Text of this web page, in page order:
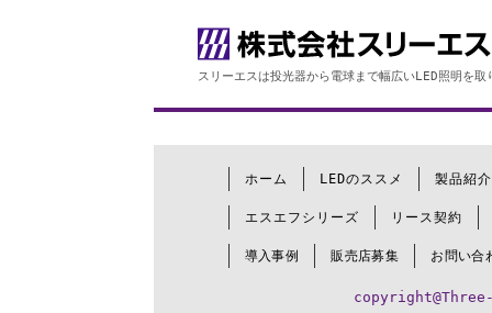
スリーエスは投光器から電球まで幅広いLED照明を取
ホーム LEDのススメ 製品紹介
エスエフシリーズ リース契約
導入事例 販売店募集 お問い合